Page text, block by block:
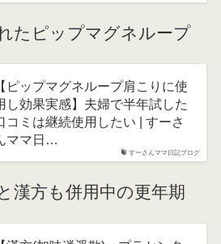
たピップマグネループ
すーさんママ日記ブログ
【ピップマグネループ肩こりに使
し効果実感】夫婦で半年試した
コミは継続使用したい | すーさ
ママ日…
漢方も併用中の更年期